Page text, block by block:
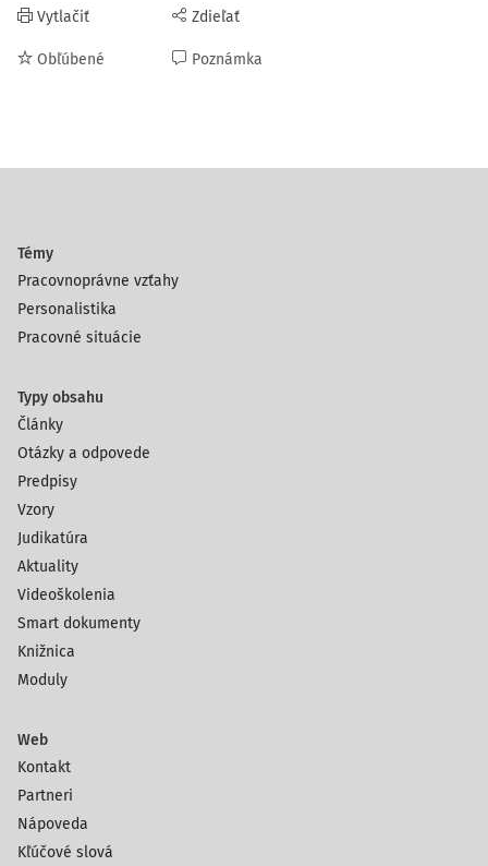
Vytlačiť
Obľúbené
Zdieľať
Poznámka
Témy
Pracovnoprávne vzťahy
Personalistika
Pracovné situácie
Typy obsahu
Články
Otázky a odpovede
Predpisy
Vzory
Judikatúra
Aktuality
Videoškolenia
Smart dokumenty
Knižnica
Moduly
Web
Kontakt
Partneri
Nápoveda
Kľúčové slová